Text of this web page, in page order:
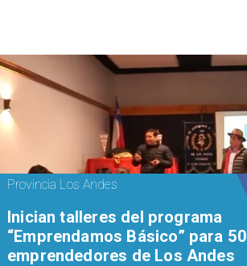
Provincia Los Andes
Inician talleres del programa
“Emprendamos Básico” para 50
emprendedores de Los Andes